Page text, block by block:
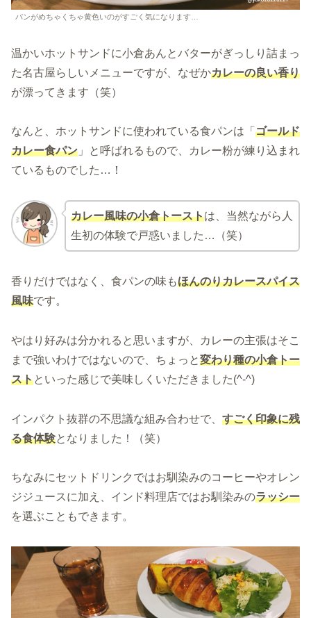
パンがめちゃくちゃ黄色いのがすごく気になります…
温かいホットサンドに小倉あんとバターがぎっしり詰まっ
た名古屋らしいメニューですが、なぜかカレーの良い香り
が漂ってきます（笑）
なんと、ホットサンドに使われている食パンは「 ゴールド
カレー食パン 」と呼ばれるもので、カレー粉が練り込まれ
ているものでした…！
カレー風味の小倉トーストは、当然ながら人
生初の体験で戸惑いました…（笑）
香りだけではなく、食パンの味もほんのりカレースパイス
風味です。
やはり好みは分かれると思いますが、カレーの主張はそこ
まで強いわけではないので、ちょっと変わり種の小倉トー
ストといった感じで美味しくいただきました(^-^)
インパクト抜群の不思議な組み合わせで、 すごく印象に残
る食体験となりました！（笑）
ちなみにセットドリンクではお馴染みのコーヒーやオレン
ジジュースに加え、インド料理店ではお馴染みのラッシー
を選ぶこともできます。